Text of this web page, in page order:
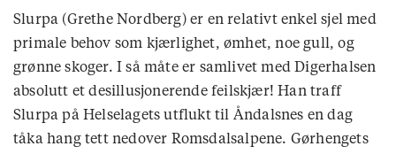
Slurpa (Grethe Nordberg) er en relativt enkel sjel med
primale behov som kjærlighet, ømhet, noe gull, og
grønne skoger. I så måte er samlivet med Digerhalsen
absolutt et desillusjonerende feilskjær! Han traff
Slurpa på Helselagets utflukt til Åndalsnes en dag
tåka hang tett nedover Romsdalsalpene. Gørhengets